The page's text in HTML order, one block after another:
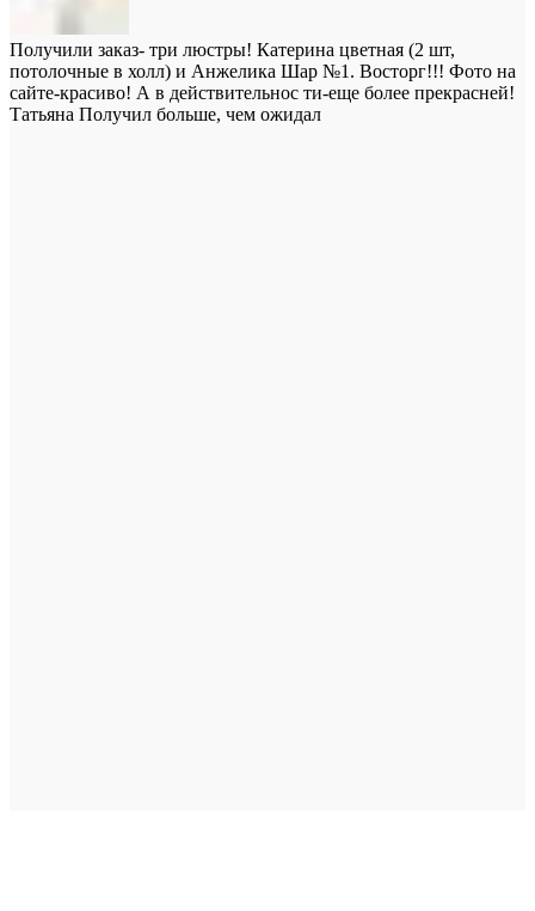
Получили заказ- три люстры! Катерина цветная (2 шт,
потолочные в холл) и Анжелика Шар №1. Восторг!!! Фото на
сайте-красиво! А в действительнос ти-еще более прекрасней!
Татьяна Получил больше, чем ожидал